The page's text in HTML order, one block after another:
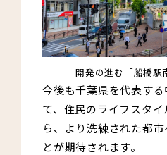
開発の進む「船橋駅
今後も千葉県を代表す
て、住民のライフスタ
ら、より洗練された都
とが期待されます。